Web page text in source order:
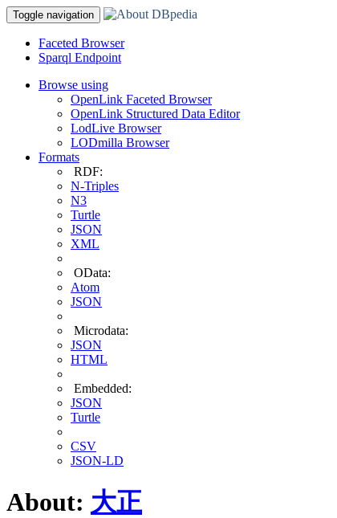
Toggle navigation
Faceted Browser
Sparql Endpoint
Browse using
OpenLink Faceted Browser
OpenLink Structured Data Editor
LodLive Browser
LODmilla Browser
Formats
RDF:
N-Triples
N3
Turtle
JSON
XML
OData:
Atom
JSON
Microdata:
JSON
HTML
Embedded:
JSON
Turtle
CSV
JSON-LD
About: 大正